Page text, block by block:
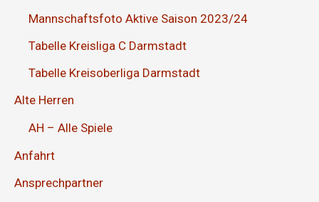
Mannschaftsfoto Aktive Saison 2023/24
Tabelle Kreisliga C Darmstadt
Tabelle Kreisoberliga Darmstadt
Alte Herren
AH – Alle Spiele
Anfahrt
Ansprechpartner